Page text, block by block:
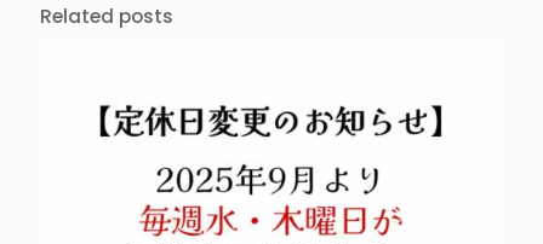
Related posts